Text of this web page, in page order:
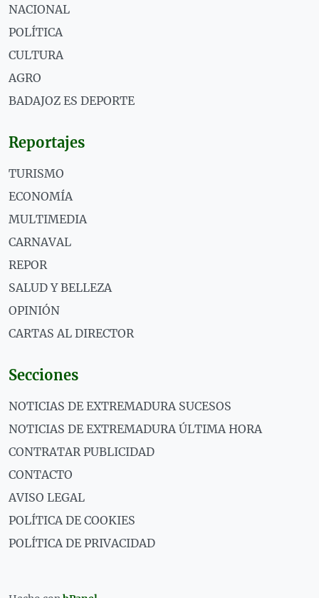
NACIONAL
POLÍTICA
CULTURA
AGRO
BADAJOZ ES DEPORTE
Reportajes
TURISMO
ECONOMÍA
MULTIMEDIA
CARNAVAL
REPOR
SALUD Y BELLEZA
OPINIÓN
CARTAS AL DIRECTOR
Secciones
NOTICIAS DE EXTREMADURA SUCESOS
NOTICIAS DE EXTREMADURA ÚLTIMA HORA
CONTRATAR PUBLICIDAD
CONTACTO
AVISO LEGAL
POLÍTICA DE COOKIES
POLÍTICA DE PRIVACIDAD